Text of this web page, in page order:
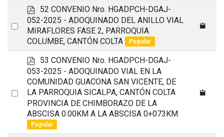
Select
item
p
d
f
52 CONVENIO Nro. HGADPCH-DGAJ-
052-2025 - ADOQUINADO DEL ANILLO VIAL
MIRAFLORES FASE 2, PARROQUIA
COLUMBE, CANTÓN COLTA
Popular
Select
p
d
f
53 CONVENIO Nro. HGADPCH-DGAJ-
053-2025 - ADOQUINADO VIAL EN LA
COMUNIDAD GUACONA SAN VICENTE, DE
LA PARROQUIA SICALPA, CANTÓN COLTA
PROVINCIA DE CHIMBORAZO DE LA
ABSCISA 0.00KM A LA ABSCISA 0+073KM
Popular